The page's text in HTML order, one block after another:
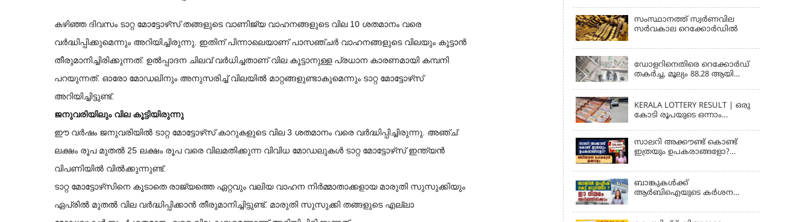
കഴിഞ്ഞ ദിവസം ടാറ്റ മോട്ടോഴ്‌സ് തങ്ങളുടെ വാണിജ്യ വാഹനങ്ങളുടെ വില 10 ശതമാനം വരെ
വർദ്ധിപ്പിക്കുമെന്നും അറിയിച്ചിരുന്നു. ഇതിന് പിന്നാലെയാണ് പാസഞ്ചർ വാഹനങ്ങളുടെ വിലയും കൂട്ടാൻ
തീരുമാനിച്ചിരിക്കുന്നത്. ഉൽപ്പാദന ചിലവ് വർധിച്ചതാണ് വില കൂട്ടാനുള്ള പ്രധാന കാരണമായി കമ്പനി
പറയുന്നത്. ഓരോ മോഡലിനും അനുസരിച്ച് വിലയിൽ മാറ്റങ്ങളുണ്ടാകുമെന്നും ടാറ്റ മോട്ടോഴ്‌സ്
അറിയിച്ചിട്ടുണ്ട്.
ജനുവരിയിലും വില കൂട്ടിയിരുന്നു
ഈ വർഷം ജനുവരിയിൽ ടാറ്റ മോട്ടോഴ്‌സ് കാറുകളുടെ വില 3 ശതമാനം വരെ വർദ്ധിപ്പിച്ചിരുന്നു. അഞ്ച്
ലക്ഷം രൂപ മുതൽ 25 ലക്ഷം രൂപ വരെ വിലമതിക്കുന്ന വിവിധ മോഡലുകൾ ടാറ്റ മോട്ടോഴ്‌സ് ഇന്ത്യൻ
വിപണിയിൽ വിൽക്കുന്നുണ്ട്.
ടാറ്റ മോട്ടോഴ്‌സിനെ കൂടാതെ രാജ്യത്തെ ഏറ്റവും വലിയ വാഹന നിർമ്മാതാക്കളായ മാരുതി സുസുക്കിയും
ഏപ്രിൽ മുതൽ വില വർദ്ധിപ്പിക്കാൻ തീരുമാനിച്ചിട്ടുണ്ട്. മാരുതി സുസുക്കി തങ്ങളുടെ എല്ലാ
എളുപ്പമാക്കുന്ന CKYC?
സംസ്ഥാനത്ത് സ്വര്‍ണവില
സര്‍വകാല റെക്കോര്‍ഡില്‍
ഡോളറിനെതിരെ റെക്കോർഡ്
തകർച്ച, മൂല്യം 88.28 ആയി
KERALA LOTTERY RESULT | ഒരു
കോടി രൂപയുടെ ഒന്നാം
പ്രഖ്യാപിച്ചു | STHREE SAKTHI SS
482 LOTTERY RESULT
സാലറി അക്കൗണ്ട് കൊണ്ട്
ഇത്രയും ഉപകരാങ്ങളോ?
ഇക്കാര്യം
ബാങ്കുകൾക്ക്
ആർബിഐയുടെ കർശന
മലയാളത്തിൽ, പരാതികൾക്ക്